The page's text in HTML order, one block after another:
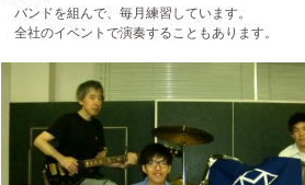
バンドを組んで、毎月練習しています。
全社のイベントで演奏することもあります。